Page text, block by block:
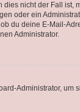
nicht der Fall ist,
oder ein
du deine E-Mail-
Administrator.
Administrator, um